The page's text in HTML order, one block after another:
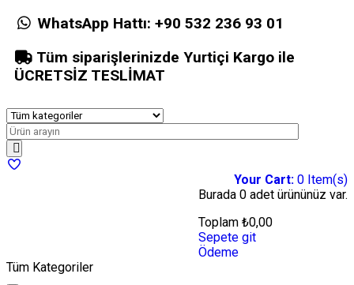
WhatsApp Hattı: +90 532 236 93 01
Tüm siparişlerinizde Yurtiçi Kargo ile
ÜCRETSİZ TESLİMAT
Your Cart: 0 Item(s)
Burada 0 adet ürününüz var.
Toplam ₺0,00
Sepete git
Ödeme
Tüm Kategoriler